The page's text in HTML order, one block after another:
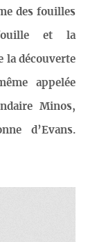
des fouilles
et la
la découverte
appelée
Minos,
d’Evans.